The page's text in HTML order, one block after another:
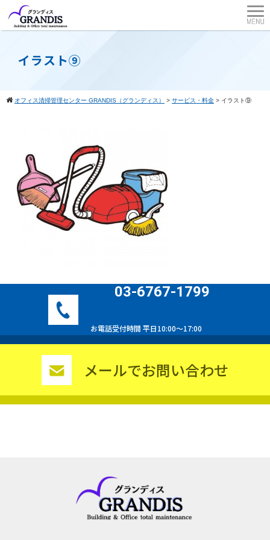
イラスト⑨
オフィス清掃管理センター GRANDIS（グランディス） > サービス・料金 > イラスト⑨
03-6767-1799
お電話受付時間 平日10:00〜17:00
メールでお問い合わせ